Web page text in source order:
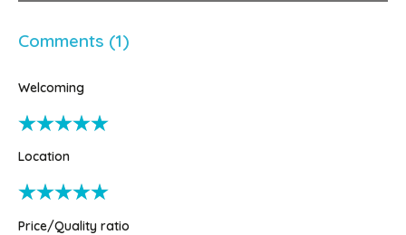
Comments (1)
Welcoming
Location
Price/Quality ratio